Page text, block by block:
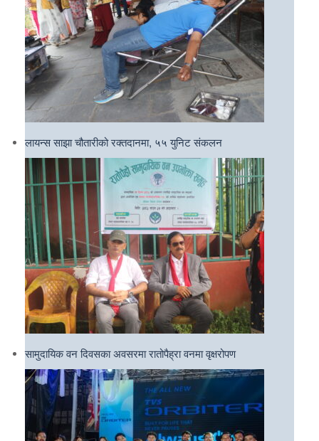
लायन्स साझा चौतारीको रक्तदानमा, ५५ युनिट संकलन
सामुदायिक वन दिवसका अवसरमा रातोपैह्रा वनमा वृक्षरोपण